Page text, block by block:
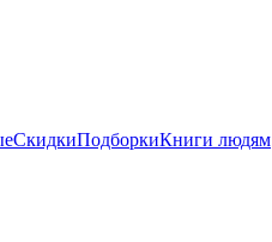
СкидкиПодборкиКниги людям